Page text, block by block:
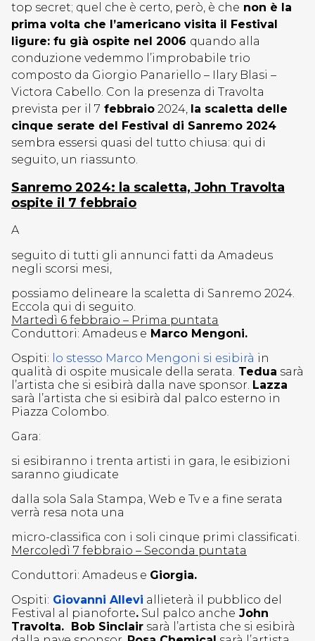
top secret; quel che è certo, però, è che non è la
prima volta che l’americano visita il Festival
ligure: fu già ospite nel 2006 quando alla
conduzione vedemmo l’improbabile trio
composto da Giorgio Panariello – Ilary Blasi –
Victora Cabello. Con la presenza di Travolta
prevista per il 7 febbraio 2024, la scaletta delle
cinque serate del Festival di Sanremo 2024
sembra essersi quasi del tutto chiusa: qui di
seguito, un riassunto.
Sanremo 2024: la scaletta, John Travolta
ospite il 7 febbraio
A
seguito di tutti gli annunci fatti da Amadeus
negli scorsi mesi,
possiamo delineare la scaletta di Sanremo 2024.
Eccola qui di seguito.
Martedì 6 febbraio – Prima puntata
Conduttori: Amadeus e Marco Mengoni.
Ospiti: lo stesso Marco Mengoni si esibirà in
qualità di ospite musicale della serata. Tedua sarà
l’artista che si esibirà dalla nave sponsor. Lazza
sarà l’artista che si esibirà dal palco esterno in
Piazza Colombo.
Gara:
si esibiranno i trenta artisti in gara, le esibizioni
saranno giudicate
dalla sola Sala Stampa, Web e Tv e a fine serata
verrà resa nota una
micro-classifica con i soli cinque primi classificati.
Mercoledì 7 febbraio – Seconda puntata
Conduttori: Amadeus e Giorgia.
Ospiti: Giovanni Allevi allieterà il pubblico del
Festival al pianoforte. Sul palco anche John
Travolta. Bob Sinclair sarà l’artista che si esibirà